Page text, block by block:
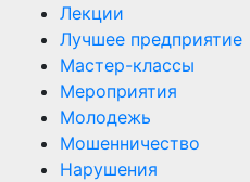
Лекции
Лучшее предприятие
Мастер-классы
Мероприятия
Молодежь
Мошенничество
Нарушения